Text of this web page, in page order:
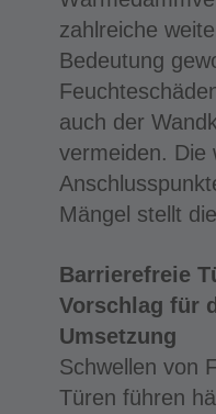
zahlreiche
Bedeutung
auch der
vermeiden. Die
Mängel stellt
Barrierefreie
Vorschlag für
Umsetzung
Schwellen von
Türen führen